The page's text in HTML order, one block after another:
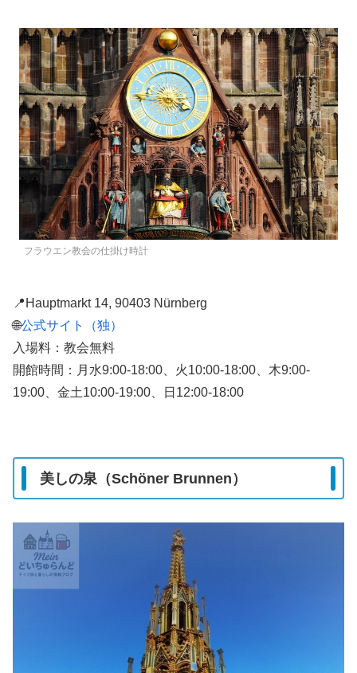
フラウエン教会の仕掛け時計
📍Hauptmarkt 14, 90403 Nürnberg
🌐公式サイト（独）
入場料：教会無料
開館時間：月水9:00-18:00、火10:00-18:00、木9:00-
19:00、金土10:00-19:00、日12:00-18:00
美しの泉（Schöner Brunnen）